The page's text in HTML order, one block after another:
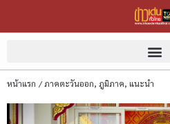
หน้าแรก /ภาคตะวันออก, ภูมิภาค, แนะนำ